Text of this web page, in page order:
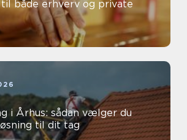
både erhverv og private
i Århus: sådan vælger du
til dit tag